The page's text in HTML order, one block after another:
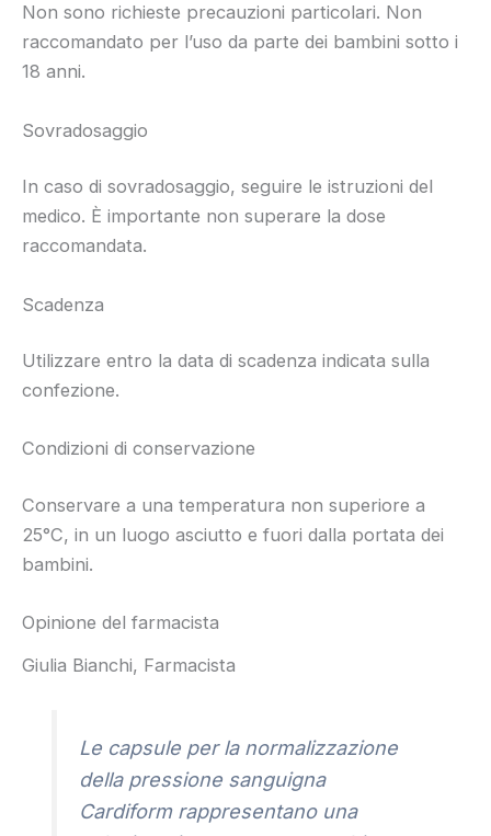
Non sono richieste precauzioni particolari. Non
raccomandato per l’uso da parte dei bambini sotto i
18 anni.
Sovradosaggio
In caso di sovradosaggio, seguire le istruzioni del
medico. È importante non superare la dose
raccomandata.
Scadenza
Utilizzare entro la data di scadenza indicata sulla
confezione.
Condizioni di conservazione
Conservare a una temperatura non superiore a
25°C, in un luogo asciutto e fuori dalla portata dei
bambini.
Opinione del farmacista
Giulia Bianchi, Farmacista
Le capsule per la normalizzazione
della pressione sanguigna
Cardiform rappresentano una